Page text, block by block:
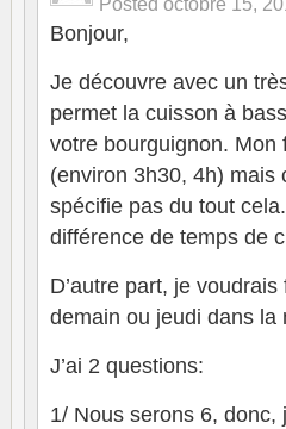
Bonjour,
Je découvre avec un
permet la cuisson à
votre bourguignon. Mon
(environ 3h30, 4h) mais
spécifie pas du tout
différence de temps de
D’autre part, je
demain ou jeudi dans la
J’ai 2 questions:
1/ Nous serons 6, donc,